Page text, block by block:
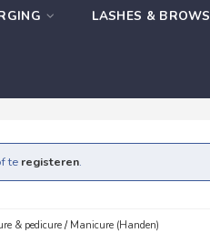
LASHES & BROWS
te registeren.
& pedicure/ Manicure (Handen)